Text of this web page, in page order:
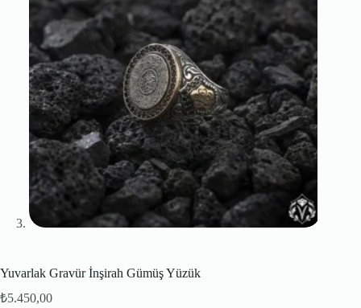
Yuvarlak Gravür İnşirah Gümüş Yüzük
₺5.450,00